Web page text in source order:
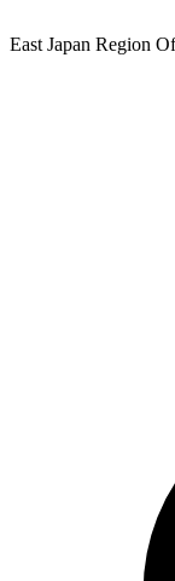
East Japan Region